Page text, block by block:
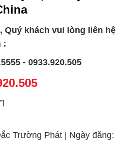
Quý khách vui lòng liên hệ
:
- 0933.920.505
Trường Phát | Ngày đăng: